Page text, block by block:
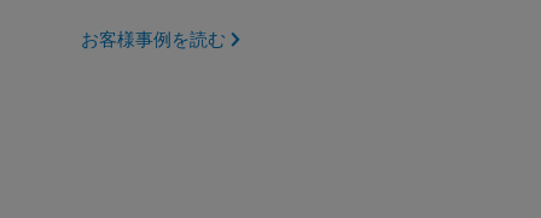
お客様事例を読む